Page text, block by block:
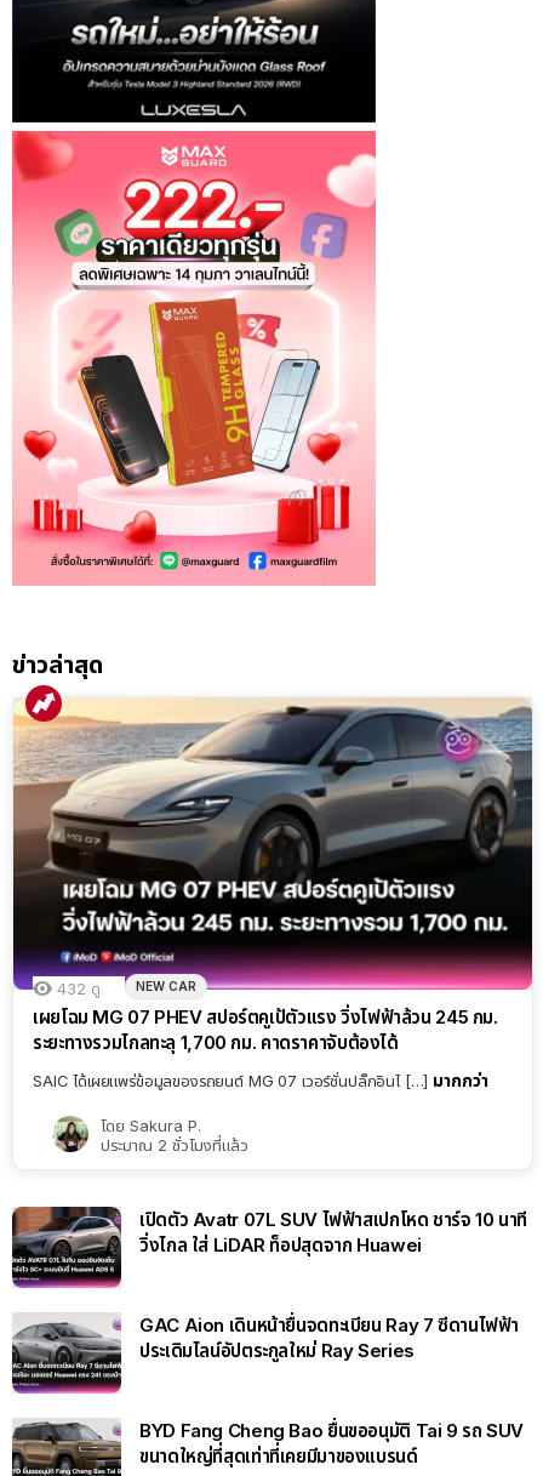
ข่าวล่าสุด
432 ดู NEW CAR
เผยโฉม MG 07 PHEV สปอร์ตคูเป้ตัวแรง วิ่งไฟฟ้าล้วน 245 กม.
ระยะทางรวมไกลทะลุ 1,700 กม. คาดราคาจับต้องได้
SAIC ได้เผยแพร่ข้อมูลของรถยนต์ MG 07 เวอร์ชั่นปลั๊กอินไ […] มากกว่า
โดย Sakura P.
ประมาณ 2 ชั่วโมงที่แล้ว
เปิดตัว Avatr 07L SUV ไฟฟ้าสเปกโหด ชาร์จ 10 นาที
วิ่งไกล ใส่ LiDAR ท็อปสุดจาก Huawei
GAC Aion เดินหน้ายื่นจดทะเบียน Ray 7 ซีดานไฟฟ้า
ประเดิมไลน์อัปตระกูลใหม่ Ray Series
BYD Fang Cheng Bao ยื่นขออนุมัติ Tai 9 รถ SUV
ขนาดใหญ่ที่สุดเท่าที่เคยมีมาของแบรนด์